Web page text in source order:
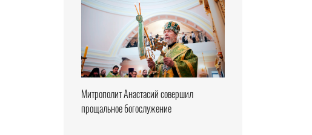
Митрополит Анастасий совершил
прощальное богослужение